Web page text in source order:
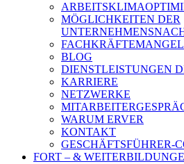
MÖGLICHKEITEN DER
FACHKRÄFTEMANGEL
BLOG
DIENSTLEISTUNGEN
KARRIERE
NETZWERKE
WARUM ERVER
KONTAKT
GESCHÄFTSFÜHRER-
FORT – &